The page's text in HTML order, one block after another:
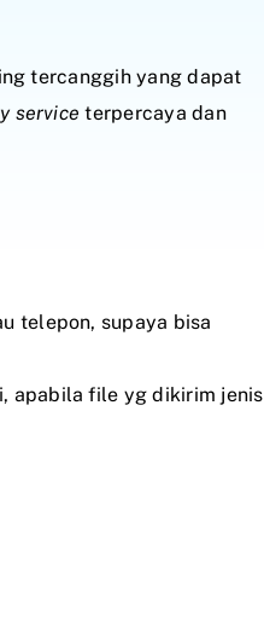
tercanggih yang dapat
service terpercaya dan
telepon, supaya bisa
apabila file yg dikirim jenis